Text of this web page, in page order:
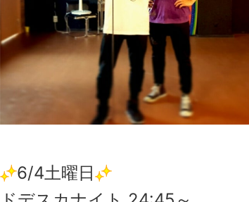
6/4土曜日